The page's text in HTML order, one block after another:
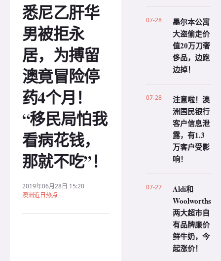
悉尼乙肝华
男被拒永
居，为搏留
澳竟冒险停
药4个月！
“移民局怕我
看病花钱，
那就不吃”！
2019年06月28日 15:20
澳洲近日热点
07-28
墨尔本公寓
大盗偷走价
值20万刀奢
侈品，边跑
边掉！
07-28
注意啦！澳
洲国民银行
客户信息泄
露，有1.3
万客户受影
响！
07-27
Aldi和
Woolworths
两大超市自
有品牌廉价
鲜牛奶，今
起涨价！